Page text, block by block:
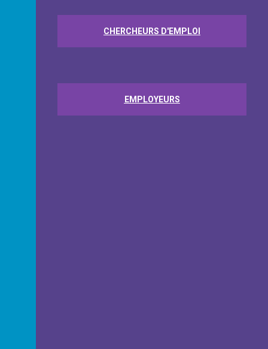
CHERCHEURS D'EMPLOI
EMPLOYEURS